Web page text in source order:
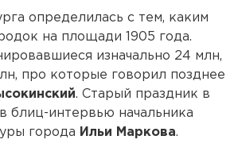
определилась с тем, каким
на площади 1905 года.
изначально 24 млн,
про которые говорил позднее
. Старый праздник в
блиц-интервью начальника
города Ильи Маркова.